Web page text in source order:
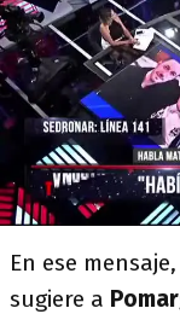
En ese
sugiere a